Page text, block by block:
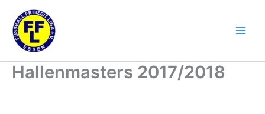
Inhalt
springen
Hallenmasters 2017/2018